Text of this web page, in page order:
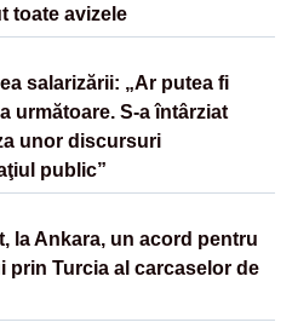
toate avizele
salarizării: „Ar putea fi
următoare. S-a întârziat
unor discursuri
public”
la Ankara, un acord pentru
prin Turcia al carcaselor de